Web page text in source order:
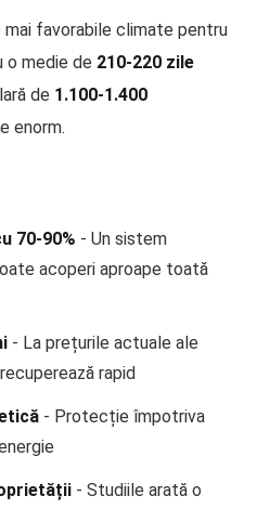
mai favorabile climate pentru
o medie de 210-220 zile
de 1.100-1.400
enorm.
70-90% - Un sistem
acoperi aproape toată
- La prețurile actuale ale
rapid
- Protecție împotriva
- Studiile arată o